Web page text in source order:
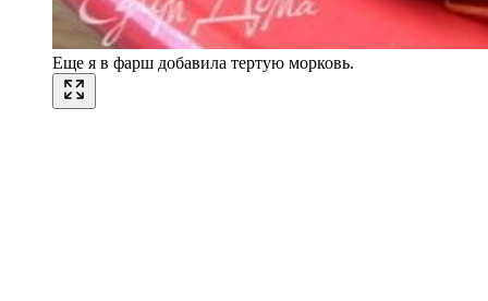
Еще я в фарш добавила тертую морковь.